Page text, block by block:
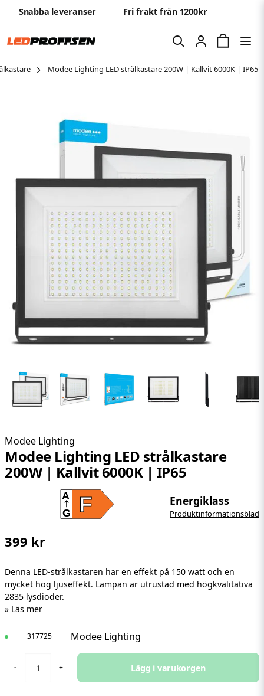
Snabba leveranser Fri frakt från 1200kr
Modee Lighting LED strålkastare 200W | Kallvit 6000K | IP65
Modee Lighting
Modee Lighting LED strålkastare
200W | Kallvit 6000K | IP65
F
A
G
Energiklass
Produktinformationsblad
399 kr
Denna LED-strålkastaren har en effekt på 150 watt och en
mycket hög ljuseffekt. Lampan är utrustad med högkvalitativa
2835 lysdioder.
Läs mer
317725 Modee Lighting
- + Lägg i varukorgen